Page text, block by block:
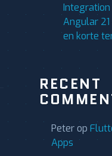
Angular
en korte
RECENT
Peterop
Apps